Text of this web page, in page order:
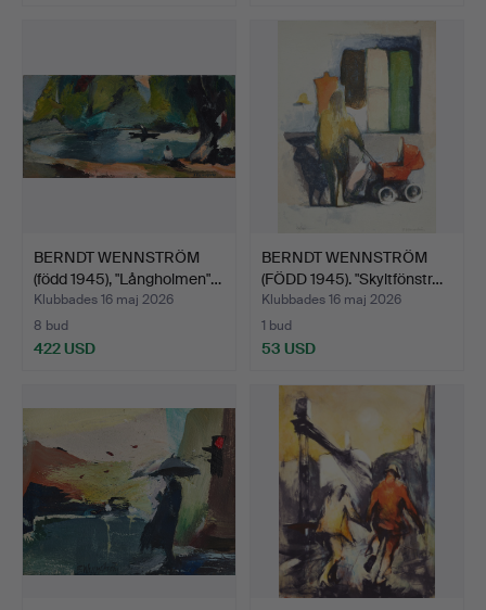
BERNDT WENNSTRÖM
(född 1945), "Långholmen"…
Klubbades 16 maj 2026
8 bud
422 USD
BERNDT WENNSTRÖM
(FÖDD 1945). "Skyltfönstr…
Klubbades 16 maj 2026
1 bud
53 USD